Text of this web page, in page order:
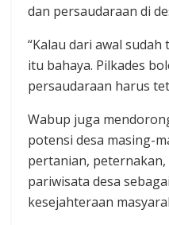
dan persaudaraan di
“Kalau dari awal
itu bahaya. Pilkades
persaudaraan harus
Wabup juga
potensi desa masing-
pertanian,
pariwisata desa
kesejahteraan